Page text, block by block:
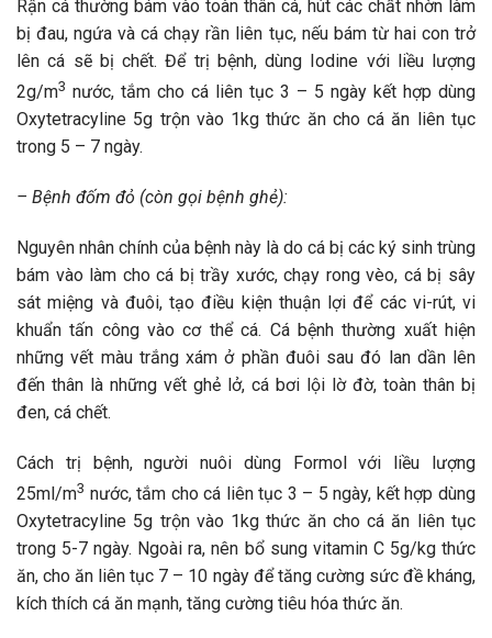
Rận cá thường bám vào toàn thân cá, hút các chất nhờn làm
bị đau, ngứa và cá chạy rần liên tục, nếu bám từ hai con trở
lên cá sẽ bị chết. Để trị bệnh, dùng Iodine với liều lượng
2g/m3 nước, tắm cho cá liên tục 3 – 5 ngày kết hợp dùng
Oxytetracyline 5g trộn vào 1kg thức ăn cho cá ăn liên tục
trong 5 – 7 ngày.
– Bệnh đốm đỏ (còn gọi bệnh ghẻ):
Nguyên nhân chính của bệnh này là do cá bị các ký sinh trùng
bám vào làm cho cá bị trầy xước, chạy rong vèo, cá bị sây
sát miệng và đuôi, tạo điều kiện thuận lợi để các vi-rút, vi
khuẩn tấn công vào cơ thể cá. Cá bệnh thường xuất hiện
những vết màu trắng xám ở phần đuôi sau đó lan dần lên
đến thân là những vết ghẻ lở, cá bơi lội lờ đờ, toàn thân bị
đen, cá chết.
Cách trị bệnh, người nuôi dùng Formol với liều lượng
25ml/m3 nước, tắm cho cá liên tục 3 – 5 ngày, kết hợp dùng
Oxytetracyline 5g trộn vào 1kg thức ăn cho cá ăn liên tục
trong 5-7 ngày. Ngoài ra, nên bổ sung vitamin C 5g/kg thức
ăn, cho ăn liên tục 7 – 10 ngày để tăng cường sức đề kháng,
kích thích cá ăn mạnh, tăng cường tiêu hóa thức ăn.